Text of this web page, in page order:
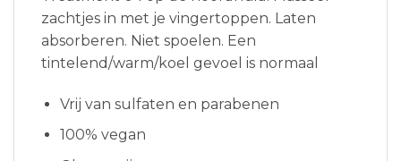
zachtjes in met je vingertoppen. Laten
absorberen. Niet spoelen. Een
tintelend/warm/koel gevoel is normaal
Vrij van sulfaten en parabenen
100% vegan